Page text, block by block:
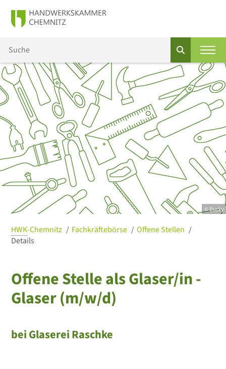
© Ducky
HWK-Chemnitz Fachkräftebörse
Offene Stellen
Details
Offene Stelle als Glaser/in -
Glaser (m/w/d)
bei Glaserei Raschke